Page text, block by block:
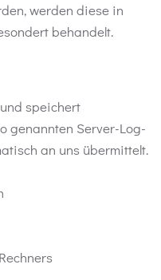
werden diese in
behandelt.
speichert
genannten Server-Log-
an uns übermittelt.